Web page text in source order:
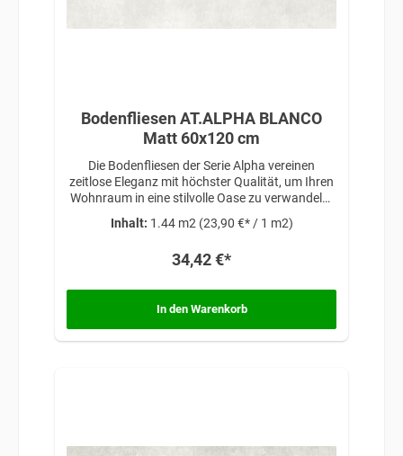
Bodenfliesen AT.ALPHA BLANCO
Matt 60x120 cm
Die Bodenfliesen der Serie Alpha vereinen
zeitlose Eleganz mit höchster Qualität, um Ihren
Wohnraum in eine stilvolle Oase zu verwandeln.
Verarbeitung, langlebige Materialien und
Inhalt: 1.44 m2 (23,90 €* / 1 m2)
34,42 €*
In den Warenkorb